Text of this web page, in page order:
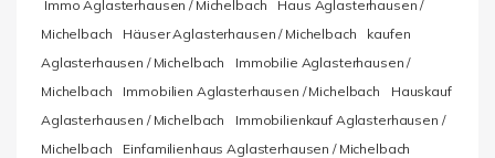
Immo Aglasterhausen / Michelbach
Haus Aglasterhausen /
Michelbach
Häuser Aglasterhausen / Michelbach
kaufen
Aglasterhausen / Michelbach
Immobilie Aglasterhausen /
Michelbach
Immobilien Aglasterhausen / Michelbach
Hauskauf
Aglasterhausen / Michelbach
Immobilienkauf Aglasterhausen /
Michelbach
Einfamilienhaus Aglasterhausen / Michelbach